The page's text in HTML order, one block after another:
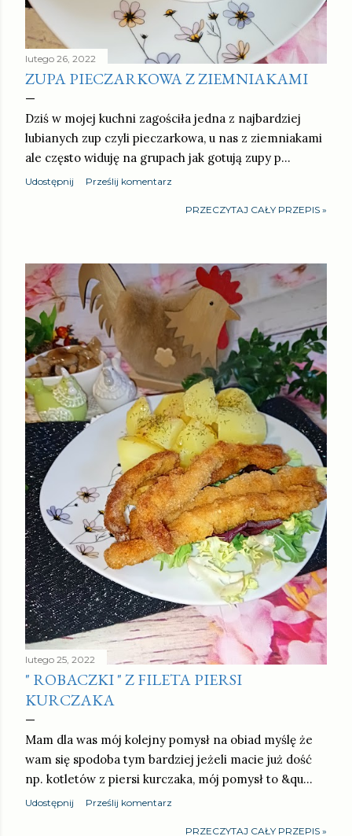
lutego 26, 2022
ZUPA PIECZARKOWA Z ZIEMNIAKAMI
Dziś w mojej kuchni zagościła jedna z najbardziej
lubianych zup czyli pieczarkowa, u nas z ziemniakami
ale często widuję na grupach jak gotują zupy p…
Udostępnij Prześlij komentarz
PRZECZYTAJ CAŁY PRZEPIS »
lutego 25, 2022
" ROBACZKI " Z FILETA PIERSI
KURCZAKA
Mam dla was mój kolejny pomysł na obiad myślę że
wam się spodoba tym bardziej jeżeli macie już dość
np. kotletów z piersi kurczaka, mój pomysł to &qu…
Udostępnij Prześlij komentarz
PRZECZYTAJ CAŁY PRZEPIS »